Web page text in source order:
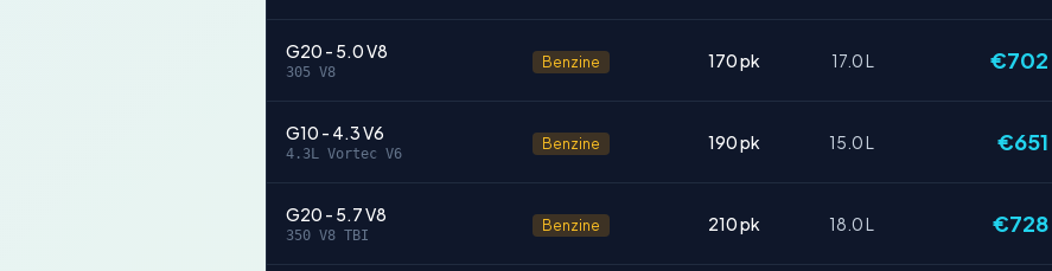
G20 - 5.0 V8
305 V8
Benzine 170 pk 17.0 L €702
G10 - 4.3 V6
4.3L Vortec V6
Benzine 190 pk 15.0 L €651
G20 - 5.7 V8
350 V8 TBI
Benzine 210 pk 18.0 L €728